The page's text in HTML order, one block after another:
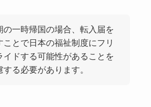
の一時帰国の場合、転入届を
ことで日本の福祉制度にフリ
イドする可能性があることを
する必要があります。